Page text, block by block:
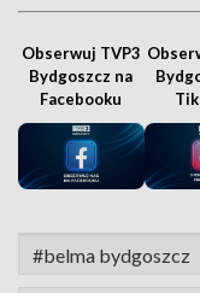
Obserwuj TVP3
Bydgoszcz na
Facebooku
#belma bydgoszcz